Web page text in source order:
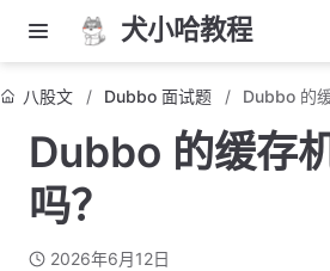
犬小哈教程
八股文 Dubbo 面试题 Dubbo 的
Dubbo 的缓存
吗？
2026年6月12日